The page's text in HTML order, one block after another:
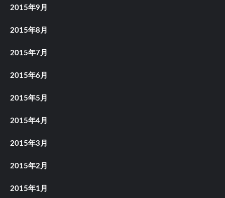
2015年9月
2015年8月
2015年7月
2015年6月
2015年5月
2015年4月
2015年3月
2015年2月
2015年1月